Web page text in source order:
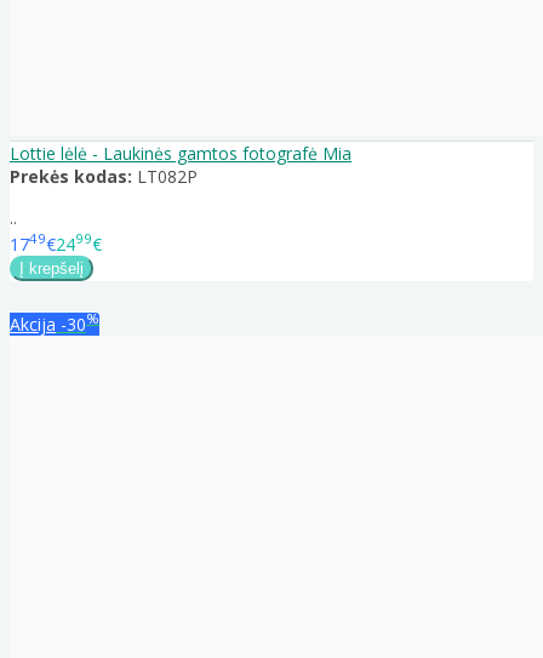
Lottie lėlė - Laukinės gamtos fotografė Mia
Prekės kodas: LT082P
..
1749€2499€
Akcija -30%